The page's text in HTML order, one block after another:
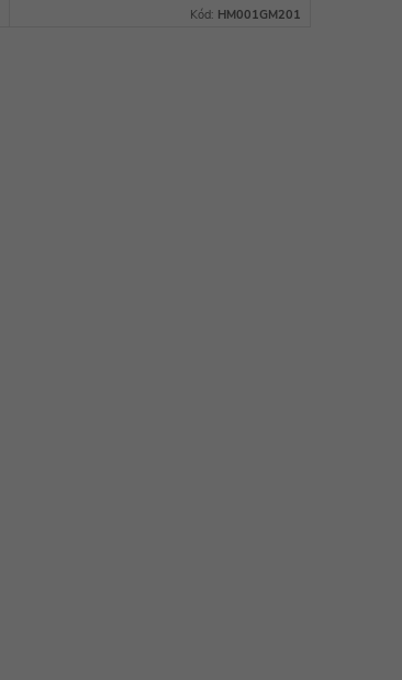
vyšší výkon než srovnatelné...
Kód: HM001GM201